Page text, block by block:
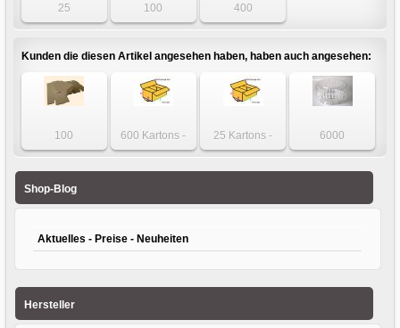
25
Luftpolstertaschen
weiß
100
Luftpolstertaschen
weiß
400
Luftpolstertaschen
weiß
Kunden die diesen Artikel angesehen haben, haben auch angesehen:
100
Faltschachteln -
125 x 85 x 85mm
600 Kartons -
Karton 190 x 150
25 Kartons -
Karton 114 x 114
6000
Blister-/
Shop-Blog
Aktuelles - Preise - Neuheiten
Hersteller